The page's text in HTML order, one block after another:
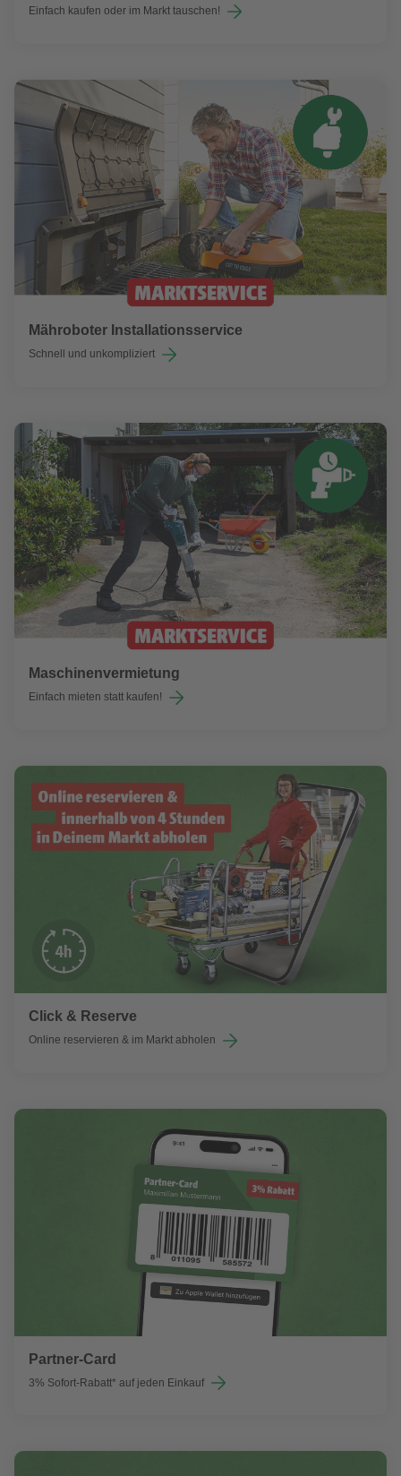
Einfach kaufen oder im Markt tauschen!
Mähroboter Installationsservice
Schnell und unkompliziert
Maschinenvermietung
Einfach mieten statt kaufen!
Click & Reserve
Online reservieren & im Markt abholen
Partner-Card
3% Sofort-Rabatt* auf jeden Einkauf